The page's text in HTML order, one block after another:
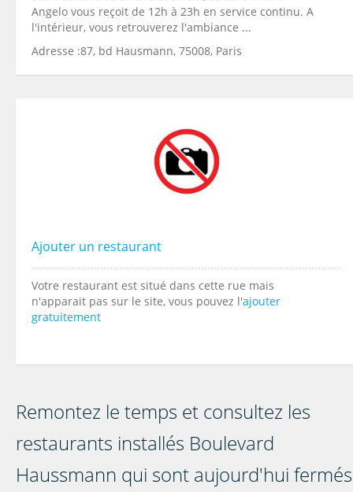
Angelo vous reçoit de 12h à 23h en service continu. A
l'intérieur, vous retrouverez l'ambiance ...
Adresse :87, bd Hausmann, 75008, Paris
Ajouter un restaurant
Votre restaurant est situé dans cette rue mais
n'apparait pas sur le site, vous pouvez l'ajouter
gratuitement
Remontez le temps et consultez les
restaurants installés Boulevard
Haussmann qui sont aujourd'hui fermés